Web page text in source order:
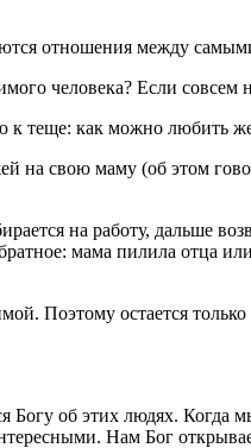
отношения между
человека? Если совсем
теще: как можно любить
на свою маму (об этом
на работу, дальше
мама пилила отца
Поэтому остается
об этих людях. Когда
Нам Бог